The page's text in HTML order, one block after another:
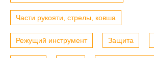
Части рукояти, стрелы, ковша
Режущий инструмент Защита